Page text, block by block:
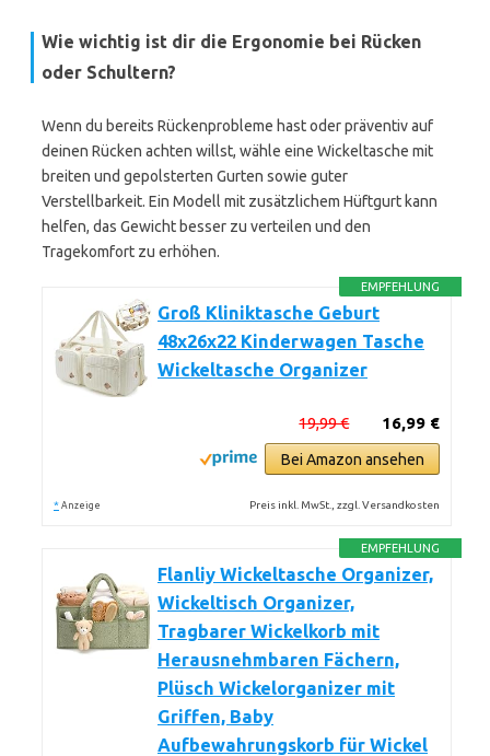
Wie wichtig ist dir die Ergonomie bei Rücken
oder Schultern?
Wenn du bereits Rückenprobleme hast oder präventiv auf
deinen Rücken achten willst, wähle eine Wickeltasche mit
breiten und gepolsterten Gurten sowie guter
Verstellbarkeit. Ein Modell mit zusätzlichem Hüftgurt kann
helfen, das Gewicht besser zu verteilen und den
Tragekomfort zu erhöhen.
EMPFEHLUNG
Groß Kliniktasche Geburt
48x26x22 Kinderwagen Tasche
Wickeltasche Organizer
16,99 €
19,99 €
Bei Amazon ansehen
* Anzeige Preis inkl. MwSt., zzgl. Versandkosten
EMPFEHLUNG
Flanliy Wickeltasche Organizer,
Wickeltisch Organizer,
Tragbarer Wickelkorb mit
Herausnehmbaren Fächern,
Plüsch Wickelorganizer mit
Griffen, Baby
Aufbewahrungskorb für Wickel